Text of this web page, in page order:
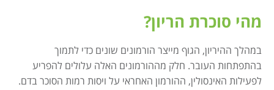
מהי סוכרת הריון?
במהלך ההיריון, הגוף מייצר הורמונים שונים כדי לתמוך
בהתפתחות העובר. חלק מההורמונים האלה עלולים להפריע
לפעילות האינסולין, ההורמון האחראי על ויסות רמות הסוכר בדם.